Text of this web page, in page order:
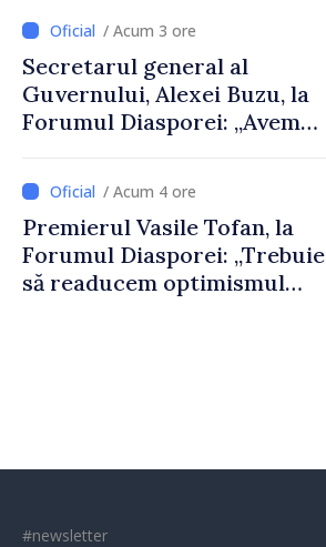
despre parcursul european
al Republicii Moldova.
/ Acum 3 ore
Secretarul general al
Guvernului, Alexei Buzu, la
Forumul Diasporei: „Avem
dumneavoastră pentru a
construi comunități mai
puternice”
/ Acum 4 ore
Premierul Vasile Tofan, la
Forumul Diasporei: „Trebuie
să readucem optimismul
#newsletter